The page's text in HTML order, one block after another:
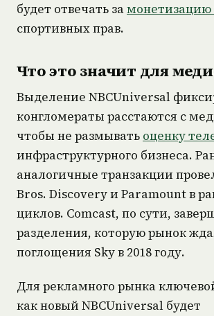
будет отвечать замонетизацию
спортивных прав.
Что это значит для
Выделение NBCUniversal
конгломераты расстаются с
чтобы не размывать оценку
инфраструктурного бизнеса.
аналогичные транзакции
Bros. Discovery и Paramount в
циклов. Comcast, по сути,
разделения, которую рынок
поглощения Sky в 2018 году.
Для рекламного рынка
как новый NBCUniversal будет